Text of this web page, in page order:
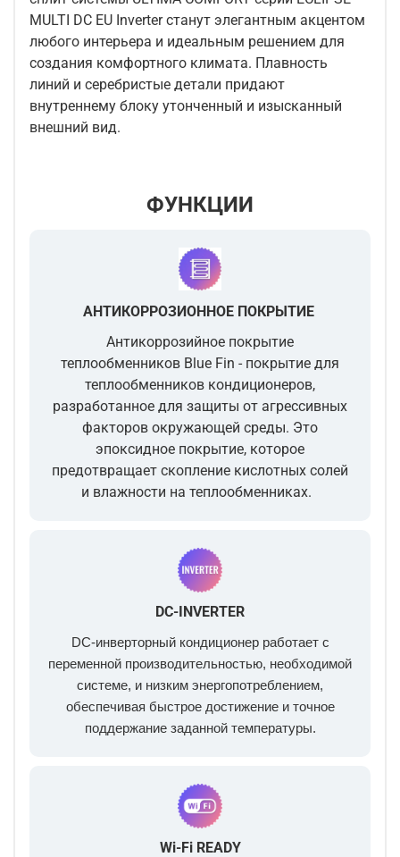
MULTI DC EU Inverter станут элегантным акцентом
любого интерьера и идеальным решением для
создания комфортного климата. Плавность
линий и серебристые детали придают
внутреннему блоку утонченный и изысканный
внешний вид.
ФУНКЦИИ
АНТИКОРРОЗИОННОЕ ПОКРЫТИЕ
Антикоррозийное покрытие
теплообменников Blue Fin - покрытие для
теплообменников кондиционеров,
разработанное для защиты от агрессивных
факторов окружающей среды. Это
эпоксидное покрытие, которое
предотвращает скопление кислотных солей
и влажности на теплообменниках.
DC-INVERTER
DC-инверторный кондиционер работает с
переменной производительностью, необходимой
системе, и низким энергопотреблением,
обеспечивая быстрое достижение и точное
поддержание заданной температуры.
Wi-Fi READY